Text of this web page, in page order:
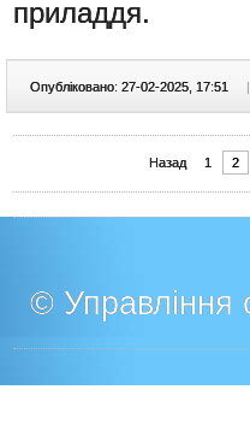
приладдя.
Опубліковано: 27-02-2025, 17:51
Назад 1 2
© Управління